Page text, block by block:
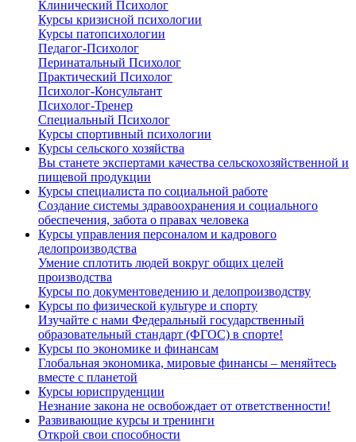
Клинический Психолог
Курсы кризисной психологии
Курсы патопсихологии
Педагог-Психолог
Перинатальный Психолог
Практический Психолог
Психолог-Консультант
Психолог-Тренер
Специальный Психолог
Курсы спортивный психологии
Курсы сельского хозяйства
Вы станете экспертами качества сельскохозяйственной и
пищевой продукции
Курсы специалиста по социальной работе
Создание системы здравоохранения и социального
обеспечения, забота о правах человека
Курсы управления персоналом и кадрового
делопроизводства
Умение сплотить людей вокруг общих целей
производства
Курсы по документоведению и делопроизводству
Курсы по физической культуре и спорту
Изучайте с нами Федеральный государственный
образовательный стандарт (ФГОС) в спорте!
Курсы по экономике и финансам
Глобальная экономика, мировые финансы – меняйтесь
вместе с планетой
Курсы юриспруденции
Незнание закона не освобождает от ответственности!
Развивающие курсы и тренинги
Открой свои способности